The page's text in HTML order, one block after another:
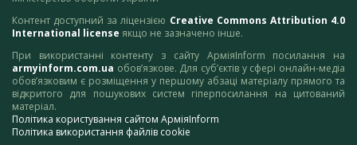
Контент доступний за ліцензією Creative Commons Attribution 4.0
International license якщо не зазначено інше.
При використанні контенту з сайту АрміяInform посилання на
armyinform.com.ua обов’язкове. Для суб’єктів у сфері онлайн-медіа
обов’язковим є розміщення у першому абзаці матеріалу прямого та
відкритого для пошукових систем гіперпосилання на цитований
матеріал.
Політика користування сайтом АрміяInform
Політика використання файлів cookie